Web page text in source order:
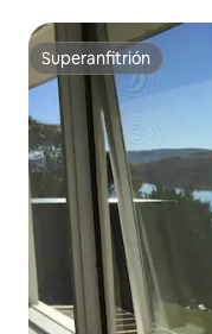
Superanfitrión
Superanfitrión